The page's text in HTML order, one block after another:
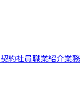
契約社員職業紹介業務